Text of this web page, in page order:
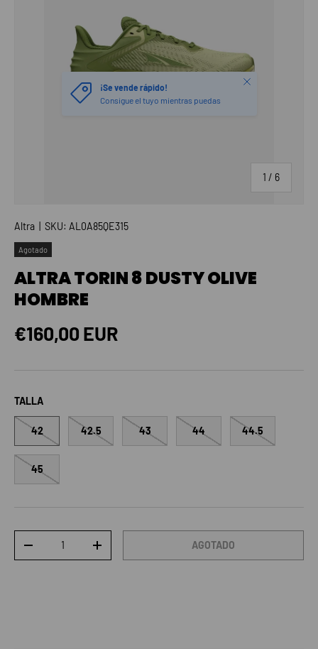
1 / de
6
¡Se vende rápido!
Consigue el tuyo mientras puedas
Cerrar
Altra SKU: AL0A85QE315
Agotado
ALTRA TORIN 8 DUSTY OLIVE
HOMBRE
Precio normal
€160,00 EUR
TALLA
42 42.5 43 44 44.5
45
DISMINUIR CANTIDADAUMENTAR LA CANTIDADAGOTADO